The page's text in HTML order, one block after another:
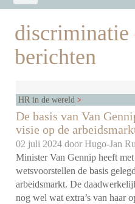
discriminatie
berichten
HR in de wereld
De basis van Van
visie op de
02 juli 2024 doorHugo-Jan
Minister Van Gennip heeft
wetsvoorstellen de basis
arbeidsmarkt. De
nog wel wat extra’s van haar